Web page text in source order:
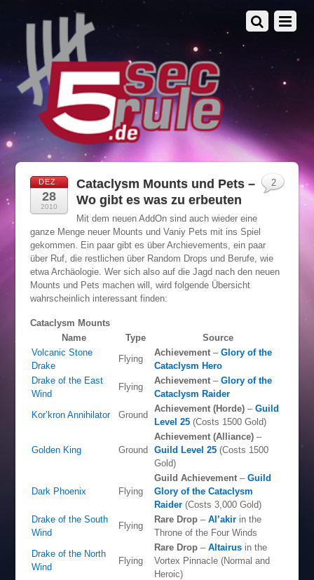
DEZ.
28
2010
Cataclysm Mounts und Pets –
Wo gibt es was zu erbeuten
Mit dem neuen AddOn sind auch wieder eine
ganze Menge neuer Mounts und Vaniy Pets mit ins Spiel
gekommen. Ein paar gibt es über Archievements, ein paar
über Ruf, die restlichen über Random Drops und Berufe, wie
etwa Archäologie. Wer sich also auf die Jagd nach den neuen
Mounts und Pets machen will, wird folgende Übersicht
wahrscheinlich interessant finden:
Cataclysm Mounts
Name
Type
Source
Volcanic Stone
Drake
Flying
Achievement– Glory of the
Cataclysm Hero
Drake of the East
Wind
Flying
Achievement– Glory of the
Cataclysm Raider
Kor’kron Annihilator
Ground
Achievement (Horde)– Guild
Level 25(Costs 1500 Gold)
Golden King Ground
Achievement (Alliance)–
Guild Level 25(Costs 1500
Gold)
Dark Phoenix Flying
Guild Achievement– Guild
Glory of the Cataclysm
Raider(Costs 3,000 Gold)
Drake of the South
Wind
Flying
Rare Drop– Al’akirin the
Throne of the Four Winds
Drake of the North
Wind
Flying
Rare Drop– Altairusin the
Vortex Pinnacle (Normal and
Heroic)
2